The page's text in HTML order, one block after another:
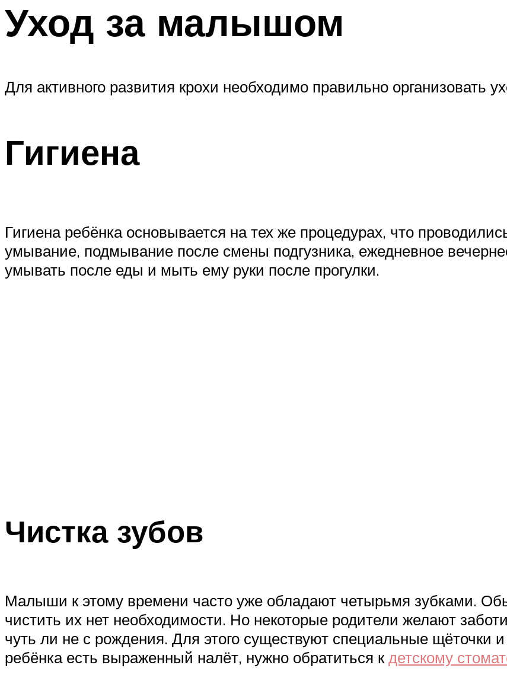
Уход за малышом
Для активного развития крохи необходимо правильно организовать
Гигиена
Гигиена ребёнка основывается на тех же процедурах, что
умывание, подмывание после смены подгузника, ежедневное
умывать после еды и мыть ему руки после прогулки.
Чистка зубов
Малыши к этому времени часто уже обладают четырьмя зубками.
чистить их нет необходимости. Но некоторые родители желают
чуть ли не с рождения. Для этого существуют специальные щёточки
ребёнка есть выраженный налёт, нужно обратиться кдетскому